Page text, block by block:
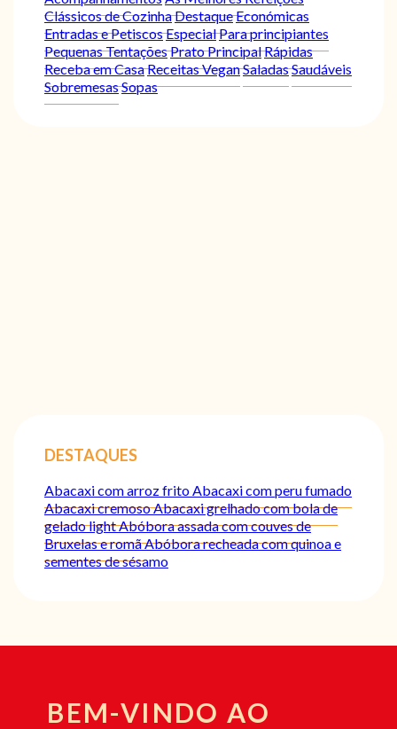
Clássicos de CozinhaDestaqueEconómicas
Entradas e PetiscosEspecialPara principiantes
Pequenas TentaçõesPrato PrincipalRápidas
Receba em CasaReceitas VeganSaladasSaudáveis
SobremesasSopas
DESTAQUES
Abacaxi com arroz fritoAbacaxi com peru fumado
Abacaxi cremosoAbacaxi grelhado com bola de
gelado lightAbóbora assada com couves de
Bruxelas e romãAbóbora recheada com quinoa e
sementes de sésamo
BEM-VINDO AO